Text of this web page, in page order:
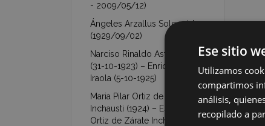
- 2009/05/12)
Ángeles Arzallus Sologaistua
(1929/09/02)
Narciso Rinaldo Astarloa Iraola
(31-10-1923) – Enrique Astarloa
Iraola (5-10-1925)
Maria Pilar Ortiz de Zárate
Inchausti (1924) – Esperanza
Ortiz de Zárate Inchausti (1927 /
Ese sitio
Utilizamos
compartimos
análisis,
recopilado a